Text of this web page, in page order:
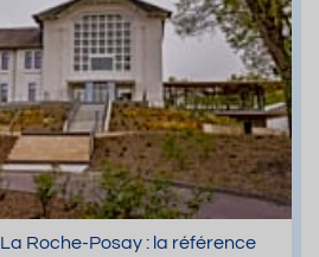
Roche-Posay : la référence